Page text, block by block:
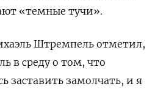
«темные тучи».
Штремпель отметил,
в среду о том, что
заставить замолчать, и я